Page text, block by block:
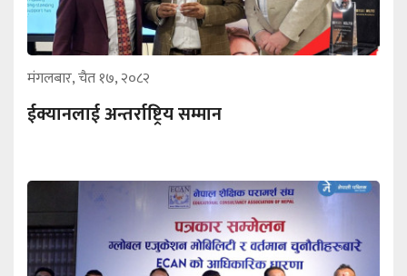
मंगलबार, चैत १७, २०८२
ईक्यानलाई अन्तर्राष्ट्रिय सम्मान